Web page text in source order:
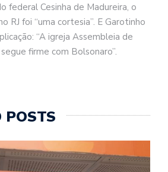
federal Cesinha de Madureira, o
RJ foi “uma cortesia”. E Garotinho
“A igreja Assembleia de
firme com Bolsonaro”.
POSTS